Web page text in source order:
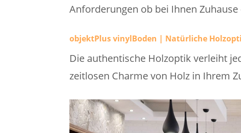
Anforderungen ob bei Ihnen
objektPlus vinylBoden | Natürliche
Die authentische Holzoptik verleiht
zeitlosen Charme von Holz in Ihrem